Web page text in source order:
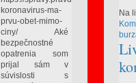
koronavirus-ma-
prvu-obet-mimo-
ciny/ Aké
bezpečnostné
opatrenia som
prijal sám v
súvislosti s
Na